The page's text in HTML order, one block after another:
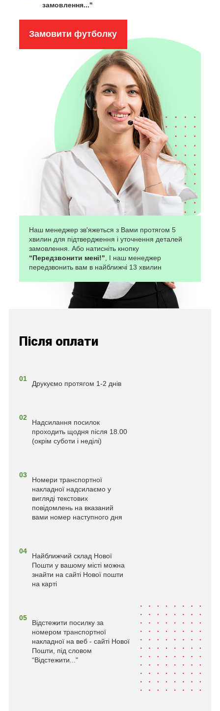
замовлення..."
Замовити футболку
Наш менеджер зв'яжеться з Вами протягом 5
хвилин для підтвердження і уточнення деталей
замовлення. Або натисніть кнопку
“Передзвонити мені!", І наш менеджер
передзвонить вам в найближчі 13 хвилин
Після оплати
01
Друкуємо протягом 1-2 днів
02
Надсилання посилок
проходить щодня після 18.00
(окрім суботи і неділі)
03
Номери транспортної
накладної надсилаємо у
вигляді текстових
повідомлень на вказаний
вами номер наступного дня
04
Найближчий склад Нової
Пошти у вашому місті можна
знайти на сайті Нової пошти
на карті
05
Відстежити посилку за
номером транспортної
накладної на веб - сайті Нової
Пошти, під словом
“Відстежити..."